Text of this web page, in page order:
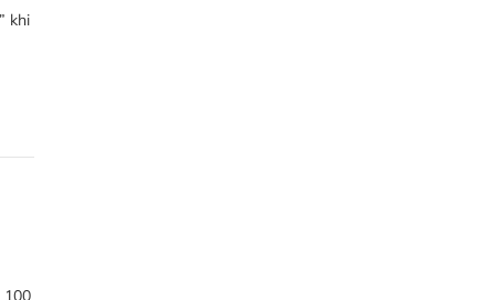
khi
100